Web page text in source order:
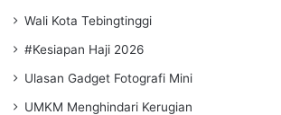
Wali Kota Tebingtinggi
#Kesiapan Haji 2026
Ulasan Gadget Fotografi Mini
UMKM Menghindari Kerugian